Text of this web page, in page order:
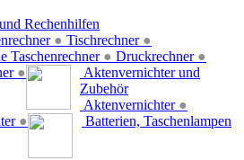
Rechenhilfen
● Tischrechner ●
Taschenrechner ● Druckrechner ●
●
Aktenvernichter und
Zubehör
Aktenvernichter ●
● Batterien, Taschenlampen